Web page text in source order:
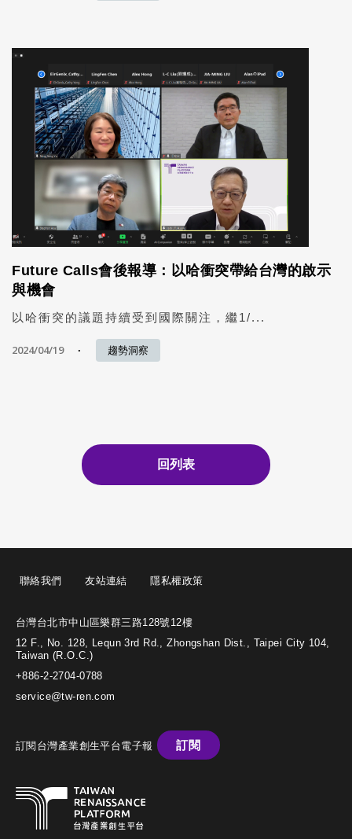
Future Calls會後報導：以哈衝突帶給台灣的啟示
與機會
以哈衝突的議題持續受到國際關注，繼1/...
2024/04/19 趨勢洞察
回列表
聯絡我們 友站連結 隱私權政策
台灣台北市中山區樂群三路128號12樓
12 F., No. 128, Lequn 3rd Rd., Zhongshan Dist., Taipei City 104,
Taiwan (R.O.C.)
+886-2-2704-0788
service@tw-ren.com
訂閱台灣產業創生平台電子報 訂閱